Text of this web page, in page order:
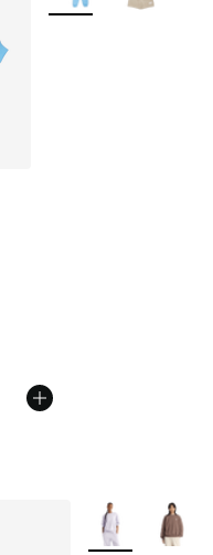
Plus de couleurs